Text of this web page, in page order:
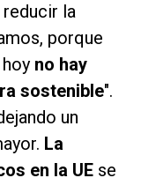
la
porque
no hay
sostenible".
un
La
en la UE se